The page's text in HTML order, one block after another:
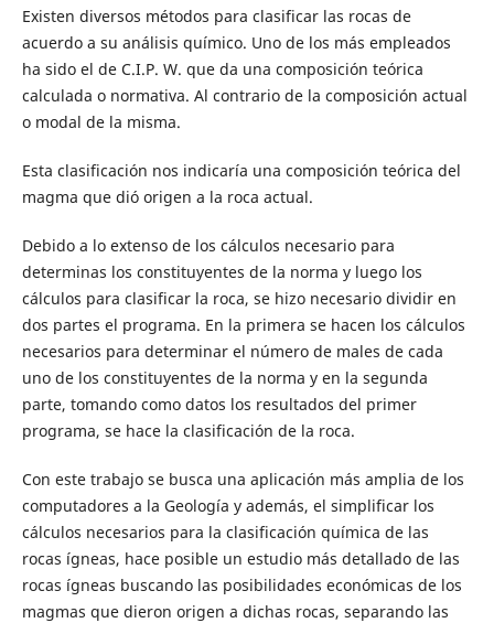
Existen diversos métodos para clasificar las rocas de
acuerdo a su análisis químico. Uno de los más empleados
ha sido el de C.I.P. W. que da una composición teórica
calculada o normativa. Al contrario de la composición actual
o modal de la misma.
Esta clasificación nos indicaría una composición teórica del
magma que dió origen a la roca actual.
Debido a lo extenso de los cálculos necesario para
determinas los constituyentes de la norma y luego los
cálculos para clasificar la roca, se hizo necesario dividir en
dos partes el programa. En la primera se hacen los cálculos
necesarios para determinar el número de males de cada
uno de los constituyentes de la norma y en la segunda
parte, tomando como datos los resultados del primer
programa, se hace la clasificación de la roca.
Con este trabajo se busca una aplicación más amplia de los
computadores a la Geología y además, el simplificar los
cálculos necesarios para la clasificación química de las
rocas ígneas, hace posible un estudio más detallado de las
rocas ígneas buscando las posibilidades económicas de los
magmas que dieron origen a dichas rocas, separando las